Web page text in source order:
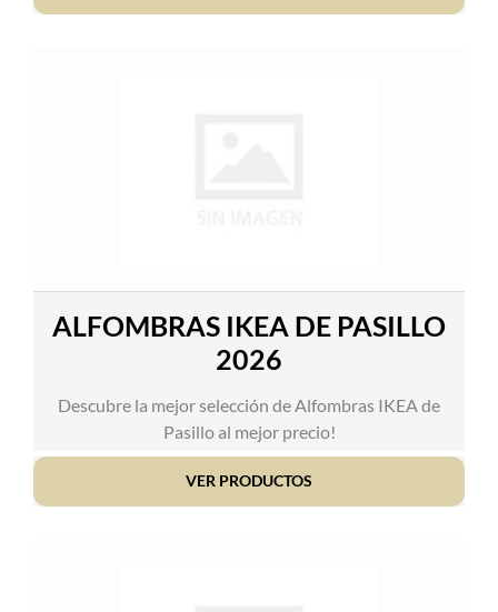
ALFOMBRAS IKEA DE PASILLO
2026
Descubre la mejor selección de Alfombras IKEA de
Pasillo al mejor precio!
VER PRODUCTOS